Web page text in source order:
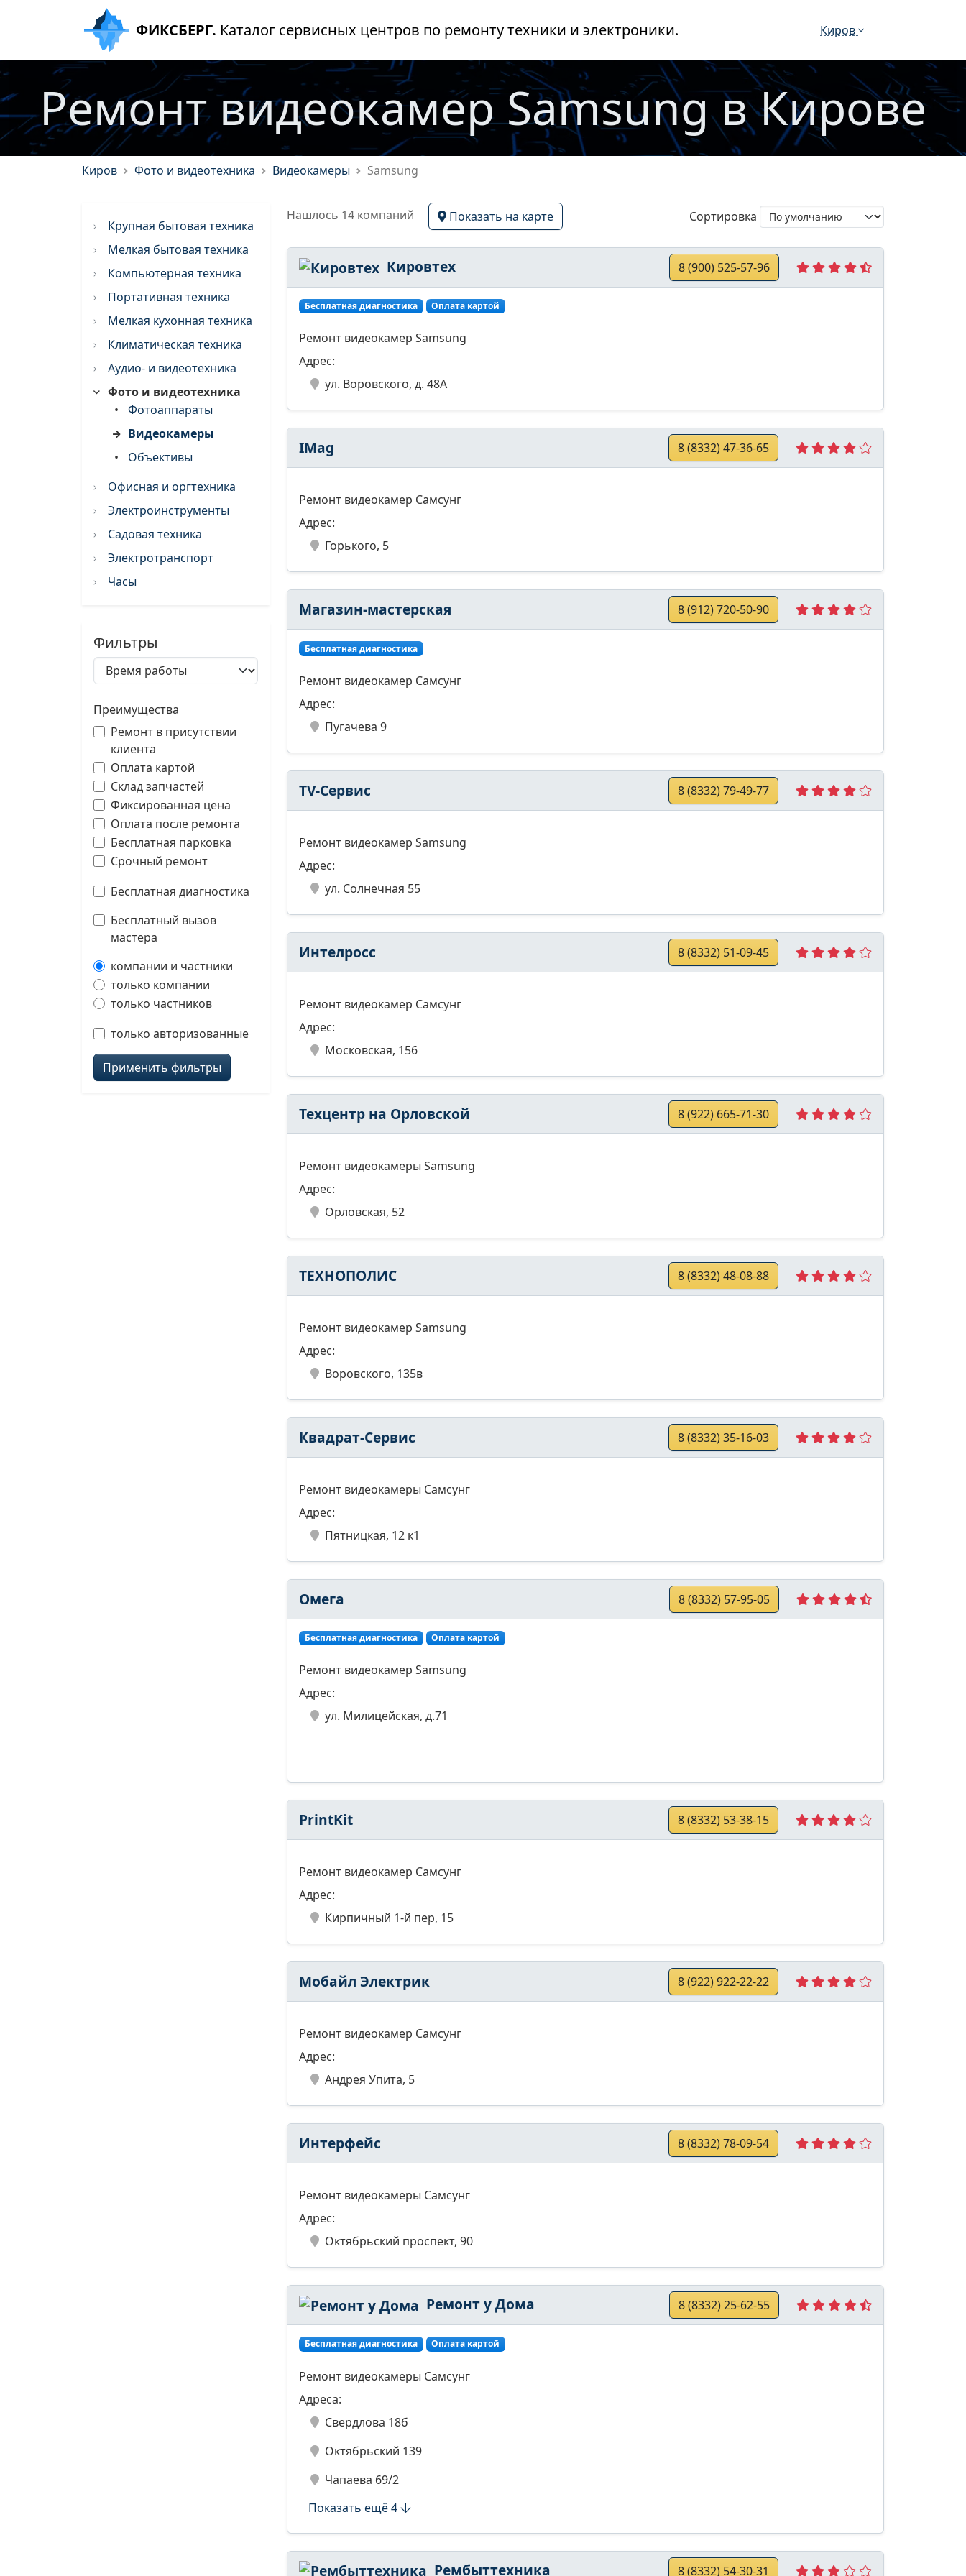
ФИКСБЕРГ. Каталог сервисных центров по ремонту техники и электроники. Киров
Ремонт видеокамер Samsung в Кирове
Киров Фото и видеотехника Видеокамеры Samsung
Крупная бытовая техника
Мелкая бытовая техника
Компьютерная техника
Портативная техника
Мелкая кухонная техника
Климатическая техника
Аудио- и видеотехника
Фото и видеотехника
•
Фотоаппараты
Видеокамеры
•
Объективы
Офисная и оргтехника
Электроинструменты
Садовая техника
Электротранспорт
Часы
Фильтры
Преимущества
Ремонт в присутствии
клиента
Оплата картой
Склад запчастей
Фиксированная цена
Оплата после ремонта
Бесплатная парковка
Срочный ремонт
Бесплатная диагностика
Бесплатный вызов
мастера
компании и частники
только компании
только частников
только авторизованные
Применить фильтры
Нашлось 14 компаний Показать на карте Сортировка
Кировтех 8 (900) 525-57-96
Бесплатная диагностика Оплата картой
Ремонт видеокамер Samsung
Адрес:
ул. Воровского, д. 48А
IMag 8 (8332) 47-36-65
Ремонт видеокамер Самсунг
Адрес:
Горького, 5
Магазин-мастерская 8 (912) 720-50-90
Бесплатная диагностика
Ремонт видеокамер Самсунг
Адрес:
Пугачева 9
TV-Сервис 8 (8332) 79-49-77
Ремонт видеокамер Samsung
Адрес:
ул. Солнечная 55
Интелросс 8 (8332) 51-09-45
Ремонт видеокамер Самсунг
Адрес:
Московская, 156
Техцентр на Орловской 8 (922) 665-71-30
Ремонт видеокамеры Samsung
Адрес:
Орловская, 52
ТЕХНОПОЛИС 8 (8332) 48-08-88
Ремонт видеокамер Samsung
Адрес:
Воровского, 135в
Квадрат-Сервис 8 (8332) 35-16-03
Ремонт видеокамеры Самсунг
Адрес:
Пятницкая, 12 к1
Омега 8 (8332) 57-95-05
Бесплатная диагностика Оплата картой
Ремонт видеокамер Samsung
Адрес:
ул. Милицейская, д.71
PrintKit 8 (8332) 53-38-15
Ремонт видеокамер Самсунг
Адрес:
Кирпичный 1-й пер, 15
Мобайл Электрик 8 (922) 922-22-22
Ремонт видеокамер Самсунг
Адрес:
Андрея Упита, 5
Интерфейс 8 (8332) 78-09-54
Ремонт видеокамеры Самсунг
Адрес:
Октябрьский проспект, 90
Ремонт у Дома 8 (8332) 25-62-55
Бесплатная диагностика Оплата картой
Ремонт видеокамеры Самсунг
Адреса:
Свердлова 18б
Октябрьский 139
Чапаева 69/2
Показать ещё 4
Рембыттехника 8 (8332) 54-30-31